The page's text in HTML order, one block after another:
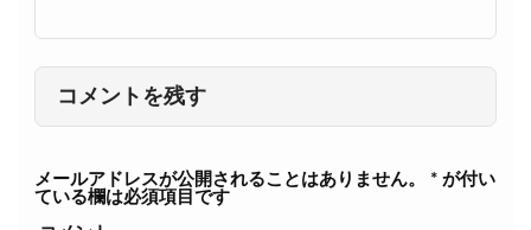
コメントを残す
メールアドレスが公開されることはありません。 *が付い
ている欄は必須項目です